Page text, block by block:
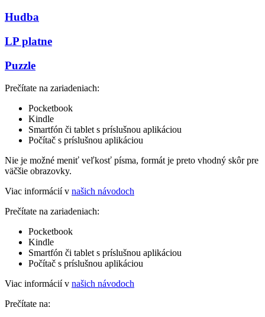
Hudba
LP platne
Puzzle
Prečítate na zariadeniach:
Pocketbook
Kindle
Smartfón či tablet s príslušnou aplikáciou
Počítač s príslušnou aplikáciou
Nie je možné meniť veľkosť písma, formát je preto vhodný skôr pre
väčšie obrazovky.
Viac informácií v našich návodoch
Prečítate na zariadeniach:
Pocketbook
Kindle
Smartfón či tablet s príslušnou aplikáciou
Počítač s príslušnou aplikáciou
Viac informácií v našich návodoch
Prečítate na: